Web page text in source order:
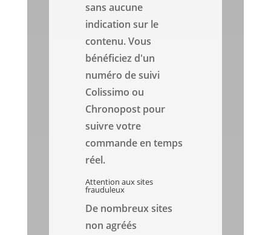
sans aucune
indication sur le
contenu. Vous
bénéficiez d'un
numéro de suivi
Colissimo ou
Chronopost pour
suivre votre
commande en temps
réel.
Attention aux sites
frauduleux
De nombreux sites
non agréés